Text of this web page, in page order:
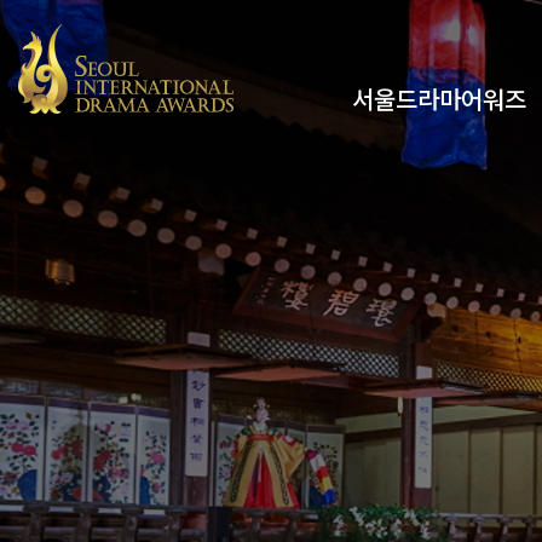
서울드라마어워즈
유튜브
인스타그램
x
페이스북